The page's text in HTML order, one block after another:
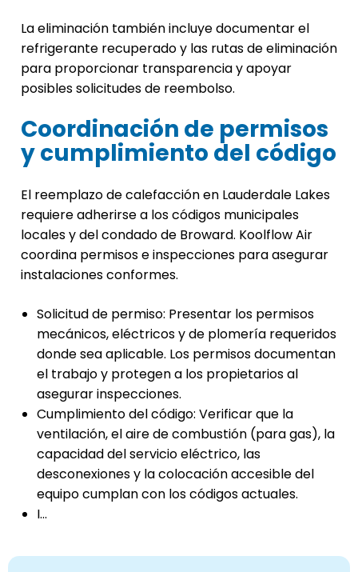
La eliminación también incluye documentar el
refrigerante recuperado y las rutas de eliminación
para proporcionar transparencia y apoyar
posibles solicitudes de reembolso.
Coordinación de permisos
y cumplimiento del código
El reemplazo de calefacción en Lauderdale Lakes
requiere adherirse a los códigos municipales
locales y del condado de Broward. Koolflow Air
coordina permisos e inspecciones para asegurar
instalaciones conformes.
Solicitud de permiso: Presentar los permisos
mecánicos, eléctricos y de plomería requeridos
donde sea aplicable. Los permisos documentan
el trabajo y protegen a los propietarios al
asegurar inspecciones.
Cumplimiento del código: Verificar que la
ventilación, el aire de combustión (para gas), la
capacidad del servicio eléctrico, las
desconexiones y la colocación accesible del
equipo cumplan con los códigos actuales.
I...